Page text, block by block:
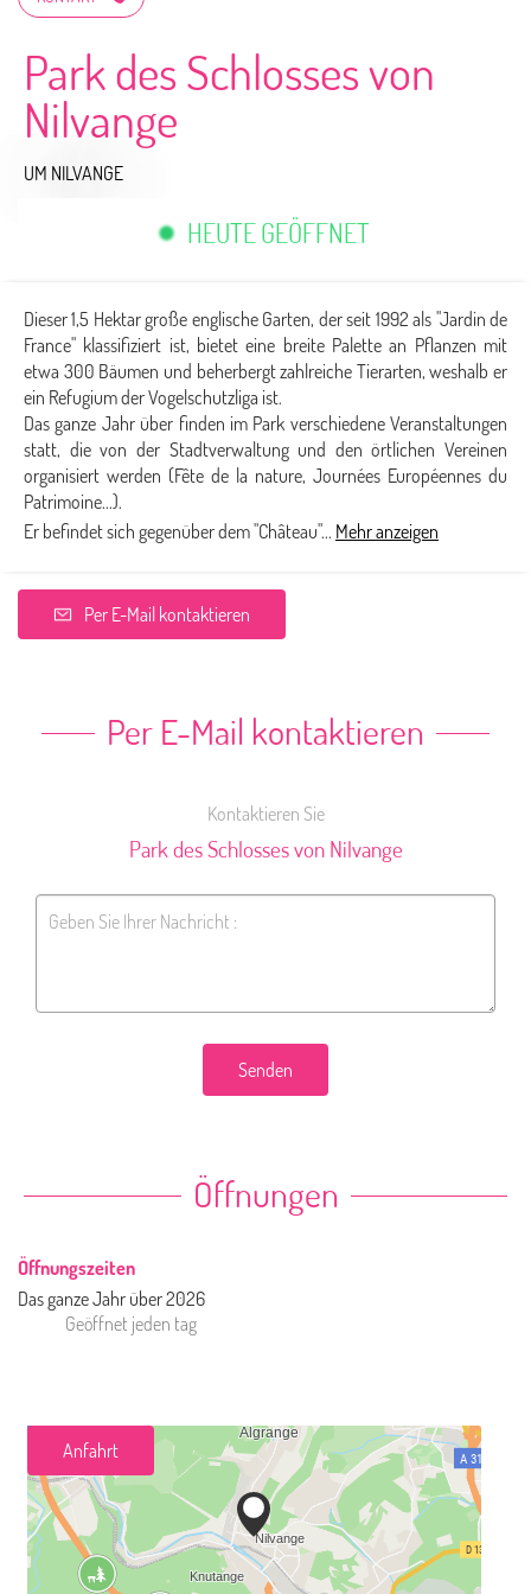
Park des Schlosses von
Nilvange
UM NILVANGE
HEUTE GEÖFFNET
Dieser 1,5 Hektar große englische Garten, der seit 1992 als "Jardin de
France" klassifiziert ist, bietet eine breite Palette an Pflanzen mit
etwa 300 Bäumen und beherbergt zahlreiche Tierarten, weshalb er
ein Refugium der Vogelschutzliga ist.
Das ganze Jahr über finden im Park verschiedene Veranstaltungen
statt, die von der Stadtverwaltung und den örtlichen Vereinen
organisiert werden (Fête de la nature, Journées Européennes du
Patrimoine...).
Er befindet sich gegenüber dem "Château"... Mehr anzeigen
Per E-Mail kontaktieren
Per E-Mail kontaktieren
Kontaktieren Sie
Park des Schlosses von Nilvange
Senden
Öffnungen
Öffnungszeiten
Das ganze Jahr über 2026
Geöffnet jeden tag
Anfahrt